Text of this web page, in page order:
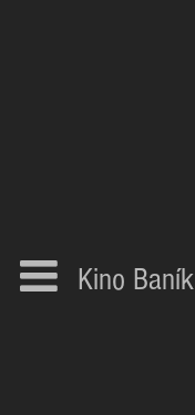
Kino Baník